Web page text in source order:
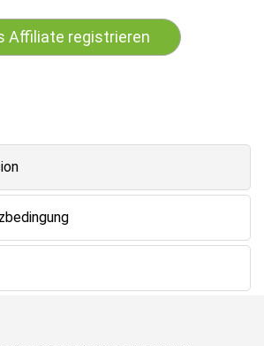
Affiliate registrieren